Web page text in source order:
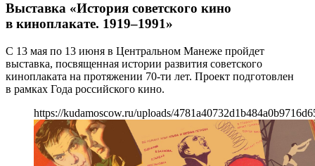
Выставка «История советского кино
в киноплакате. 1919–1991»
С 13 мая по 13 июня в Центральном Манеже пройдет
выставка, посвященная истории развития советского
киноплаката на протяжении 70-ти лет. Проект подготовлен
в рамках Года российского кино.
https://kudamoscow.ru/uploads/